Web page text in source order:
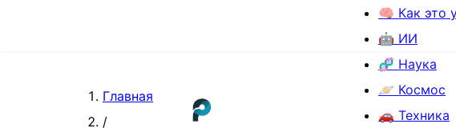
🧠 Как это
🤖 ИИ
🧬 Наука
🪐 Космос
🚗 Техника
Главная
/